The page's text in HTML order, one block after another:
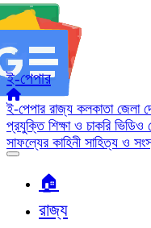
ই-পেপার
ই-পেপার রাজ্য কলকাতা জেলা
প্রযুক্তি শিক্ষা ও চাকরি ভিডিও
সাফল্যের কাহিনী সাহিত্য ও
🏠︎
রাজ্য